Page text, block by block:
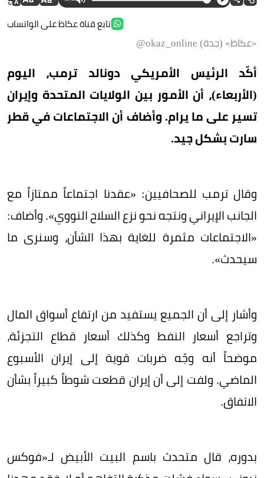
تابع قناة عكاظ على الواتساب
«عكاظ» (جدة) okaz_online@
أكّد الرئيس الأمريكي دونالد ترمب، اليوم
(الأربعاء)، أن الأمور بين الولايات المتحدة وإيران
تسير على ما يرام. وأضاف أن الاجتماعات في قطر
سارت بشكل جيد.
وقال ترمب للصحافيين: «عقدنا اجتماعاً ممتازاً مع
الجانب الإيراني ونتجه نحو نزع السلاح النووي». وأضاف:
«الاجتماعات مثمرة للغاية بهذا الشأن، وسنرى ما
سيحدث».
وأشار إلى أن الجميع يستفيد من ارتفاع أسواق المال
وتراجع أسعار النفط وكذلك أسعار قطاع التجزئة،
موضحاً أنه وجّه ضربات قوية إلى إيران الأسبوع
الماضي. ولفت إلى أن إيران قطعت شوطاً كبيراً بشأن
الاتفاق.
بدوره، قال متحدث باسم البيت الأبيض لـ«فوكس